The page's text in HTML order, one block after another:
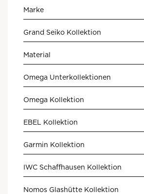
Marke
Grand Seiko Kollektion
Material
Omega Unterkollektionen
Omega Kollektion
EBEL Kollektion
Garmin Kollektion
IWC Schaffhausen Kollektion
Nomos Glashütte Kollektion